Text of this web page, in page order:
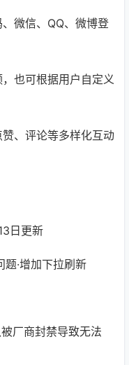
微信、QQ、微博登
也可根据用户自定义
、评论等多样化互动
日更新
题·增加下拉刷新
厂商封禁导致无法